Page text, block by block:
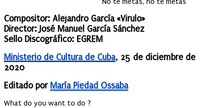
Compositor: Alejandro García «Virulo»
Director: José Manuel García Sánchez
Sello Discográfico: EGREM
Ministerio de Cultura de Cuba, 25 de diciembre de
2020
Editado por María Piedad Ossaba
What do you want to do ?